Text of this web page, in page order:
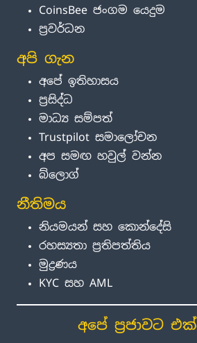
CoinsBee ජංගම යෙදුම
ප්‍රවර්ධන
අපි ගැන
අපේ ඉතිහාසය
ප්‍රසිද්ධ
මාධ්‍ය සම්පත්
Trustpilot සමාලෝචන
අප සමඟ හවුල් වන්න
බ්ලොග්
නීතිමය
නියමයන් සහ කොන්දේසි
රහස්‍යතා ප්‍රතිපත්තිය
මුද්‍රණය
KYC සහ AML
අපේ ප්‍රජාවට